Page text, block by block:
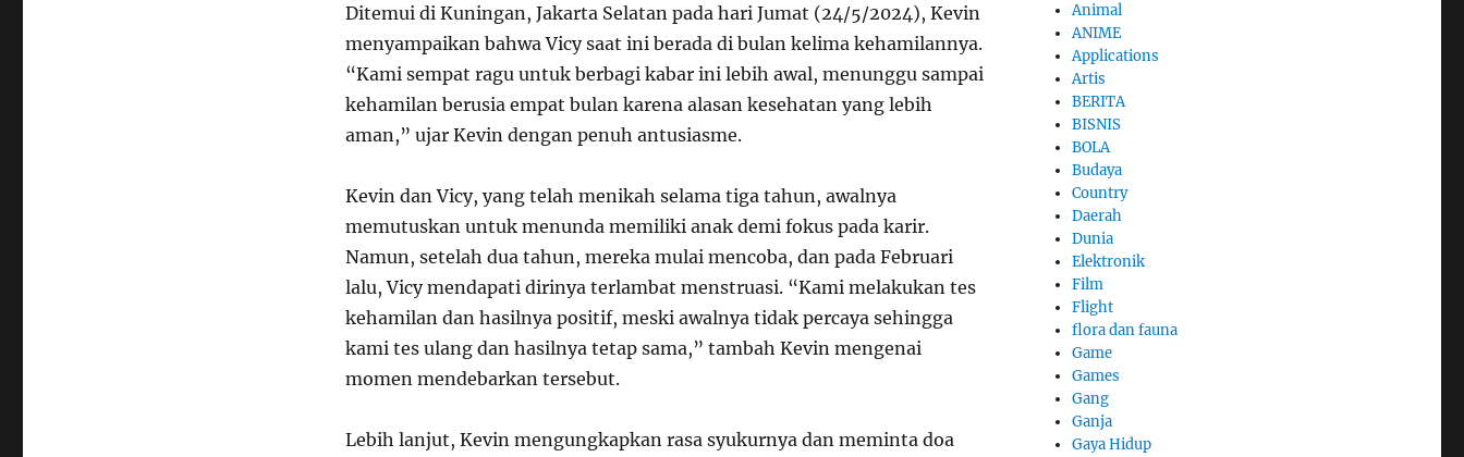
Ditemui di Kuningan, Jakarta Selatan pada hari Jumat (24/5/2024), Kevin
menyampaikan bahwa Vicy saat ini berada di bulan kelima kehamilannya.
“Kami sempat ragu untuk berbagi kabar ini lebih awal, menunggu sampai
kehamilan berusia empat bulan karena alasan kesehatan yang lebih
aman,” ujar Kevin dengan penuh antusiasme.
Kevin dan Vicy, yang telah menikah selama tiga tahun, awalnya
memutuskan untuk menunda memiliki anak demi fokus pada karir.
Namun, setelah dua tahun, mereka mulai mencoba, dan pada Februari
lalu, Vicy mendapati dirinya terlambat menstruasi. “Kami melakukan tes
kehamilan dan hasilnya positif, meski awalnya tidak percaya sehingga
kami tes ulang dan hasilnya tetap sama,” tambah Kevin mengenai
momen mendebarkan tersebut.
Lebih lanjut, Kevin mengungkapkan rasa syukurnya dan meminta doa
Animal
ANIME
Applications
Artis
BERITA
BISNIS
BOLA
Budaya
Country
Daerah
Dunia
Elektronik
Film
Flight
flora dan fauna
Game
Games
Gang
Ganja
Gaya Hidup